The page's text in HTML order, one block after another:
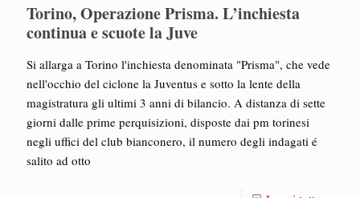
Torino, Operazione Prisma. L’inchiesta
continua e scuote la Juve
Si allarga a Torino l'inchiesta denominata "Prisma", che vede
nell'occhio del ciclone la Juventus e sotto la lente della
magistratura gli ultimi 3 anni di bilancio. A distanza di sette
giorni dalle prime perquisizioni, disposte dai pm torinesi
negli uffici del club bianconero, il numero degli indagati é
salito ad otto